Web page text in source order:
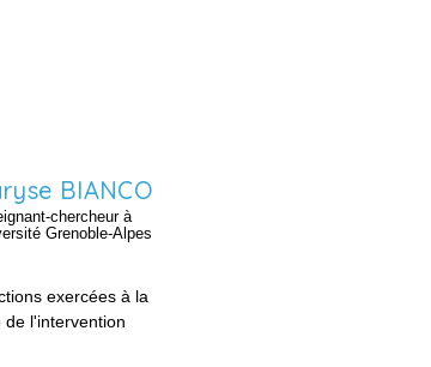
BIANCO
chercheur à
Grenoble-Alpes
exercées à la
de l'intervention